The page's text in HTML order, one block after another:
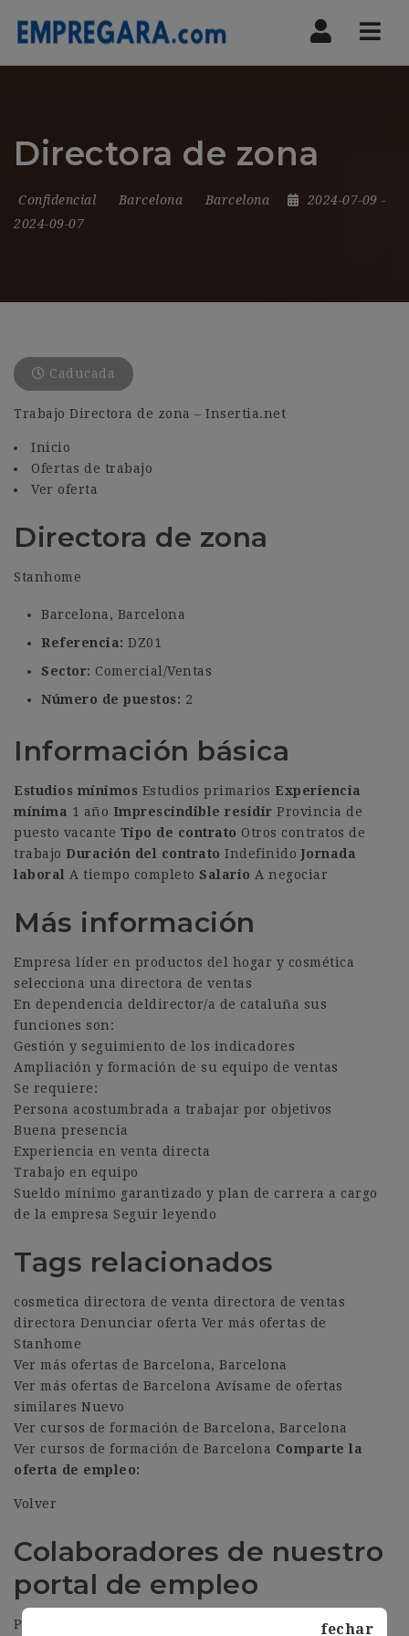
Directora de zona
Confidencial Barcelona Barcelona 2024-07-09 -
2024-09-07
Caducada
Trabajo Directora de zona – Insertia.net
Inicio
Ofertas de trabajo
Ver oferta
Directora de zona
Stanhome
Barcelona, Barcelona
Referencia: DZ01
Sector: Comercial/Ventas
Número de puestos: 2
Información básica
Estudios mínimos Estudios primarios Experiencia
mínima 1 año Imprescindible residir Provincia de
puesto vacante Tipo de contrato Otros contratos de
trabajo Duración del contrato IndefinidoJornada
laboral A tiempo completo Salario A negociar
Más información
Empresa líder en productos del hogar y cosmética
selecciona una directora de ventas
En dependencia deldirector/a de cataluña sus
funciones son:
Gestión y seguimiento de los indicadores
Ampliación y formación de su equipo de ventas
Se requiere:
Persona acostumbrada a trabajar por objetivos
Buena presencia
Experiencia en venta directa
Trabajo en equipo
Sueldo mínimo garantizado y plan de carrera a cargo
de la empresa Seguir leyendo
Tags relacionados
cosmetica directora de venta directora de ventas
directora Denunciar oferta Ver más ofertas de
Stanhome
Ver más ofertas de Barcelona, Barcelona
Ver más ofertas de Barcelona Avísame de ofertas
similares Nuevo
Ver cursos de formación de Barcelona, Barcelona
Ver cursos de formación de Barcelona Comparte la
oferta de empleo:
Volver
Colaboradores de nuestro
portal de empleo
Páginas web que colaboran con nuestro portal de
fechar